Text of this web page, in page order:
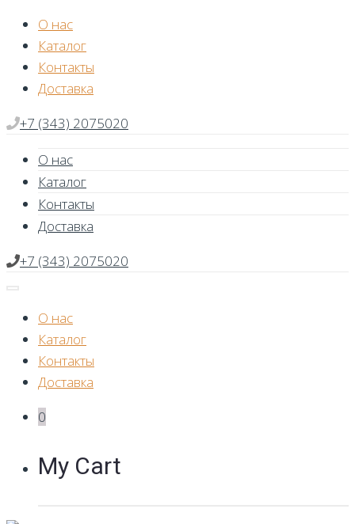
Skip
content
О нас
Каталог
Контакты
Доставка
+7 (343) 2075020
О нас
Каталог
Контакты
Доставка
+7 (343) 2075020
О нас
Каталог
Контакты
Доставка
0
My Cart